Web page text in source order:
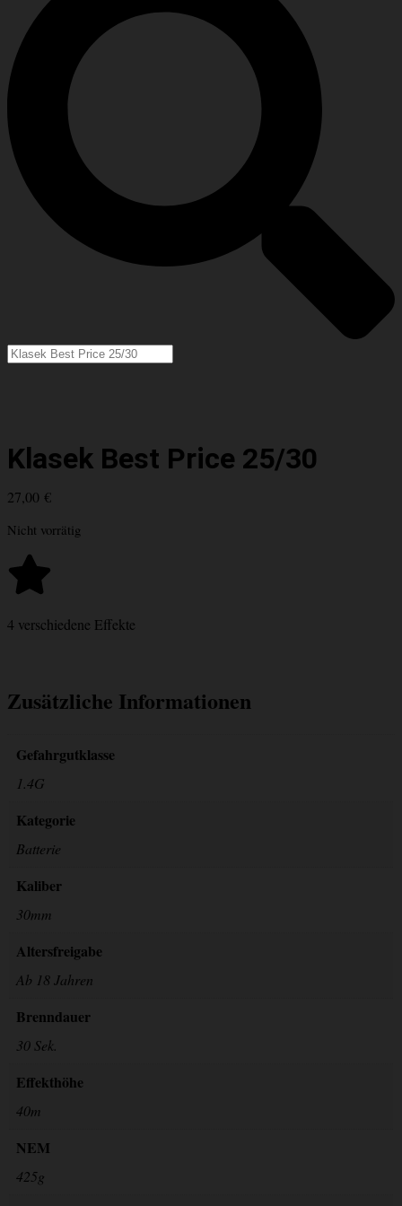
Klasek Best Price 25/30
27,00 €
Nicht vorrätig
4 verschiedene Effekte
Zusätzliche Informationen
Gefahrgutklasse
1.4G
Kategorie
Batterie
Kaliber
30mm
Altersfreigabe
Ab 18 Jahren
Brenndauer
30 Sek.
Effekthöhe
40m
NEM
425g